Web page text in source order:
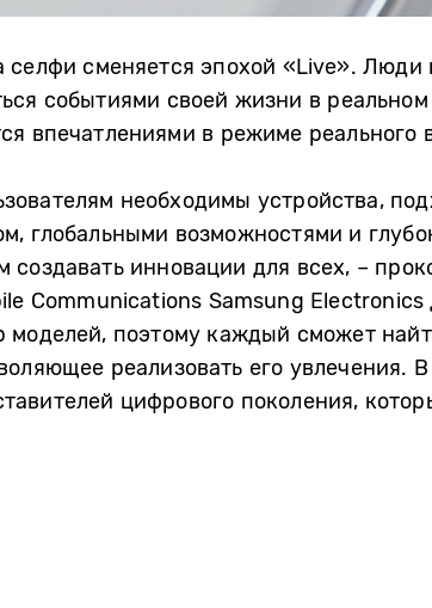
селфи сменяется эпохой «Live». Люди
событиями своей жизни в
впечатлениями в режиме реального
необходимы устройства,
глобальными возможностями и
создавать инновации для всех, –
Communications Samsung
моделей, поэтому каждый сможет
реализовать его увлечения.
цифрового поколения,